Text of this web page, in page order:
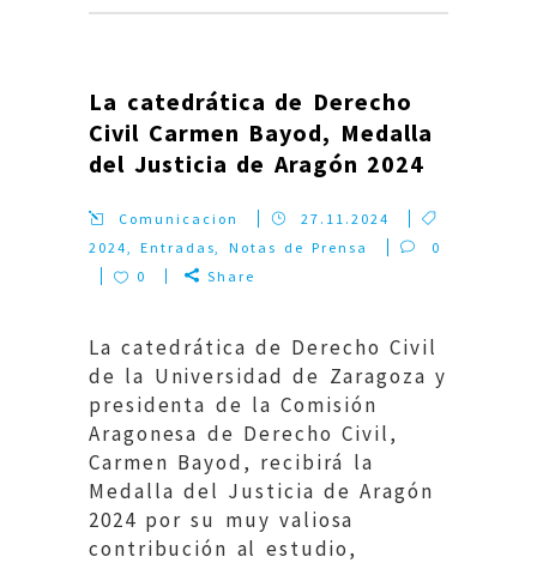
La catedrática de Derecho
Civil Carmen Bayod, Medalla
del Justicia de Aragón 2024
Comunicacion
27.11.2024
2024,Entradas, Notas de Prensa
0
0
Share
La catedrática de Derecho Civil
de la Universidad de Zaragoza y
presidenta de la Comisión
Aragonesa de Derecho Civil,
Carmen Bayod, recibirá la
Medalla del Justicia de Aragón
2024 por su muy valiosa
contribución al estudio,